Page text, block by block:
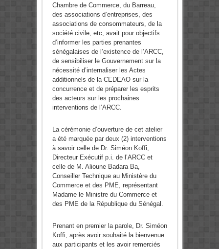
Chambre de Commerce, du Barreau,
des associations d’entreprises, des
associations de consommateurs, de la
société civile, etc, avait pour objectifs
d’informer les parties prenantes
sénégalaises de l’existence de l’ARCC,
de sensibiliser le Gouvernement sur la
nécessité d’internaliser les Actes
additionnels de la CEDEAO sur la
concurrence et de préparer les esprits
des acteurs sur les prochaines
interventions de l’ARCC.
La cérémonie d’ouverture de cet atelier
a été marquée par deux (2) interventions
à savoir celle de Dr. Siméon Koffi,
Directeur Exécutif p.i. de l’ARCC et
celle de M. Alioune Badara Ba,
Conseiller Technique au Ministère du
Commerce et des PME, représentant
Madame le Ministre du Commerce et
des PME de la République du Sénégal.
Prenant en premier la parole, Dr. Siméon
Koffi, après avoir souhaité la bienvenue
aux participants et les avoir remerciés